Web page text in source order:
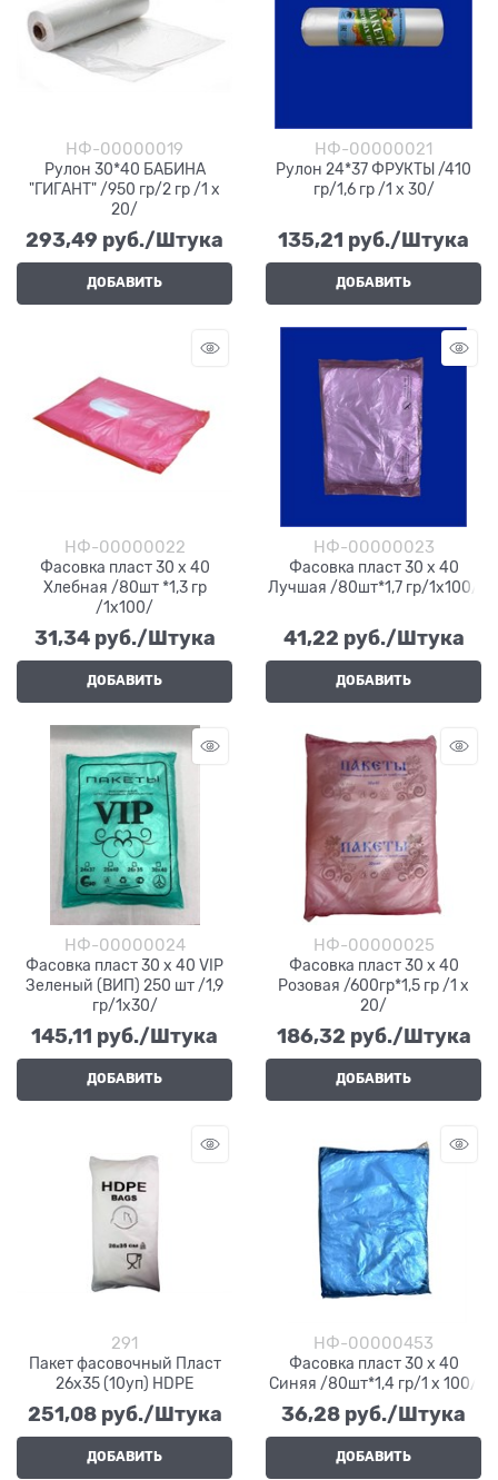
НФ-00000019
Рулон 30*40 БАБИНА
"ГИГАНТ" /950 гр/2 гр /1 х
20/
293,49 руб./Штука
ДОБАВИТЬ
НФ-00000021
Рулон 24*37 ФРУКТЫ /410
гр/1,6 гр /1 х 30/
135,21 руб./Штука
ДОБАВИТЬ
НФ-00000022
Фасовка пласт 30 х 40
Хлебная /80шт *1,3 гр
/1х100/
31,34 руб./Штука
ДОБАВИТЬ
НФ-00000023
Фасовка пласт 30 х 40
Лучшая /80шт*1,7 гр/1х100/
41,22 руб./Штука
ДОБАВИТЬ
НФ-00000024
Фасовка пласт 30 х 40 VIP
Зеленый (ВИП) 250 шт /1,9
гр/1х30/
145,11 руб./Штука
ДОБАВИТЬ
НФ-00000025
Фасовка пласт 30 х 40
Розовая /600гр*1,5 гр /1 х
20/
186,32 руб./Штука
ДОБАВИТЬ
291
Пакет фасовочный Пласт
26х35 (10уп) HDPE
251,08 руб./Штука
ДОБАВИТЬ
НФ-00000453
Фасовка пласт 30 х 40
Синяя /80шт*1,4 гр/1 х 100/
36,28 руб./Штука
ДОБАВИТЬ